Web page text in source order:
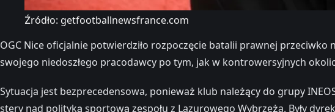
Źródło: getfootballnewsfrance.com
OGC Nice oficjalnie potwierdziło rozpoczęcie batalii prawnej
swojego niedoszłego pracodawcy po tym, jak w kontrowersyjnych
Sytuacja jest bezprecedensowa, ponieważ klub należący do grupy
stery nad polityką sportową zespołu z Lazurowego Wybrzeża. Były